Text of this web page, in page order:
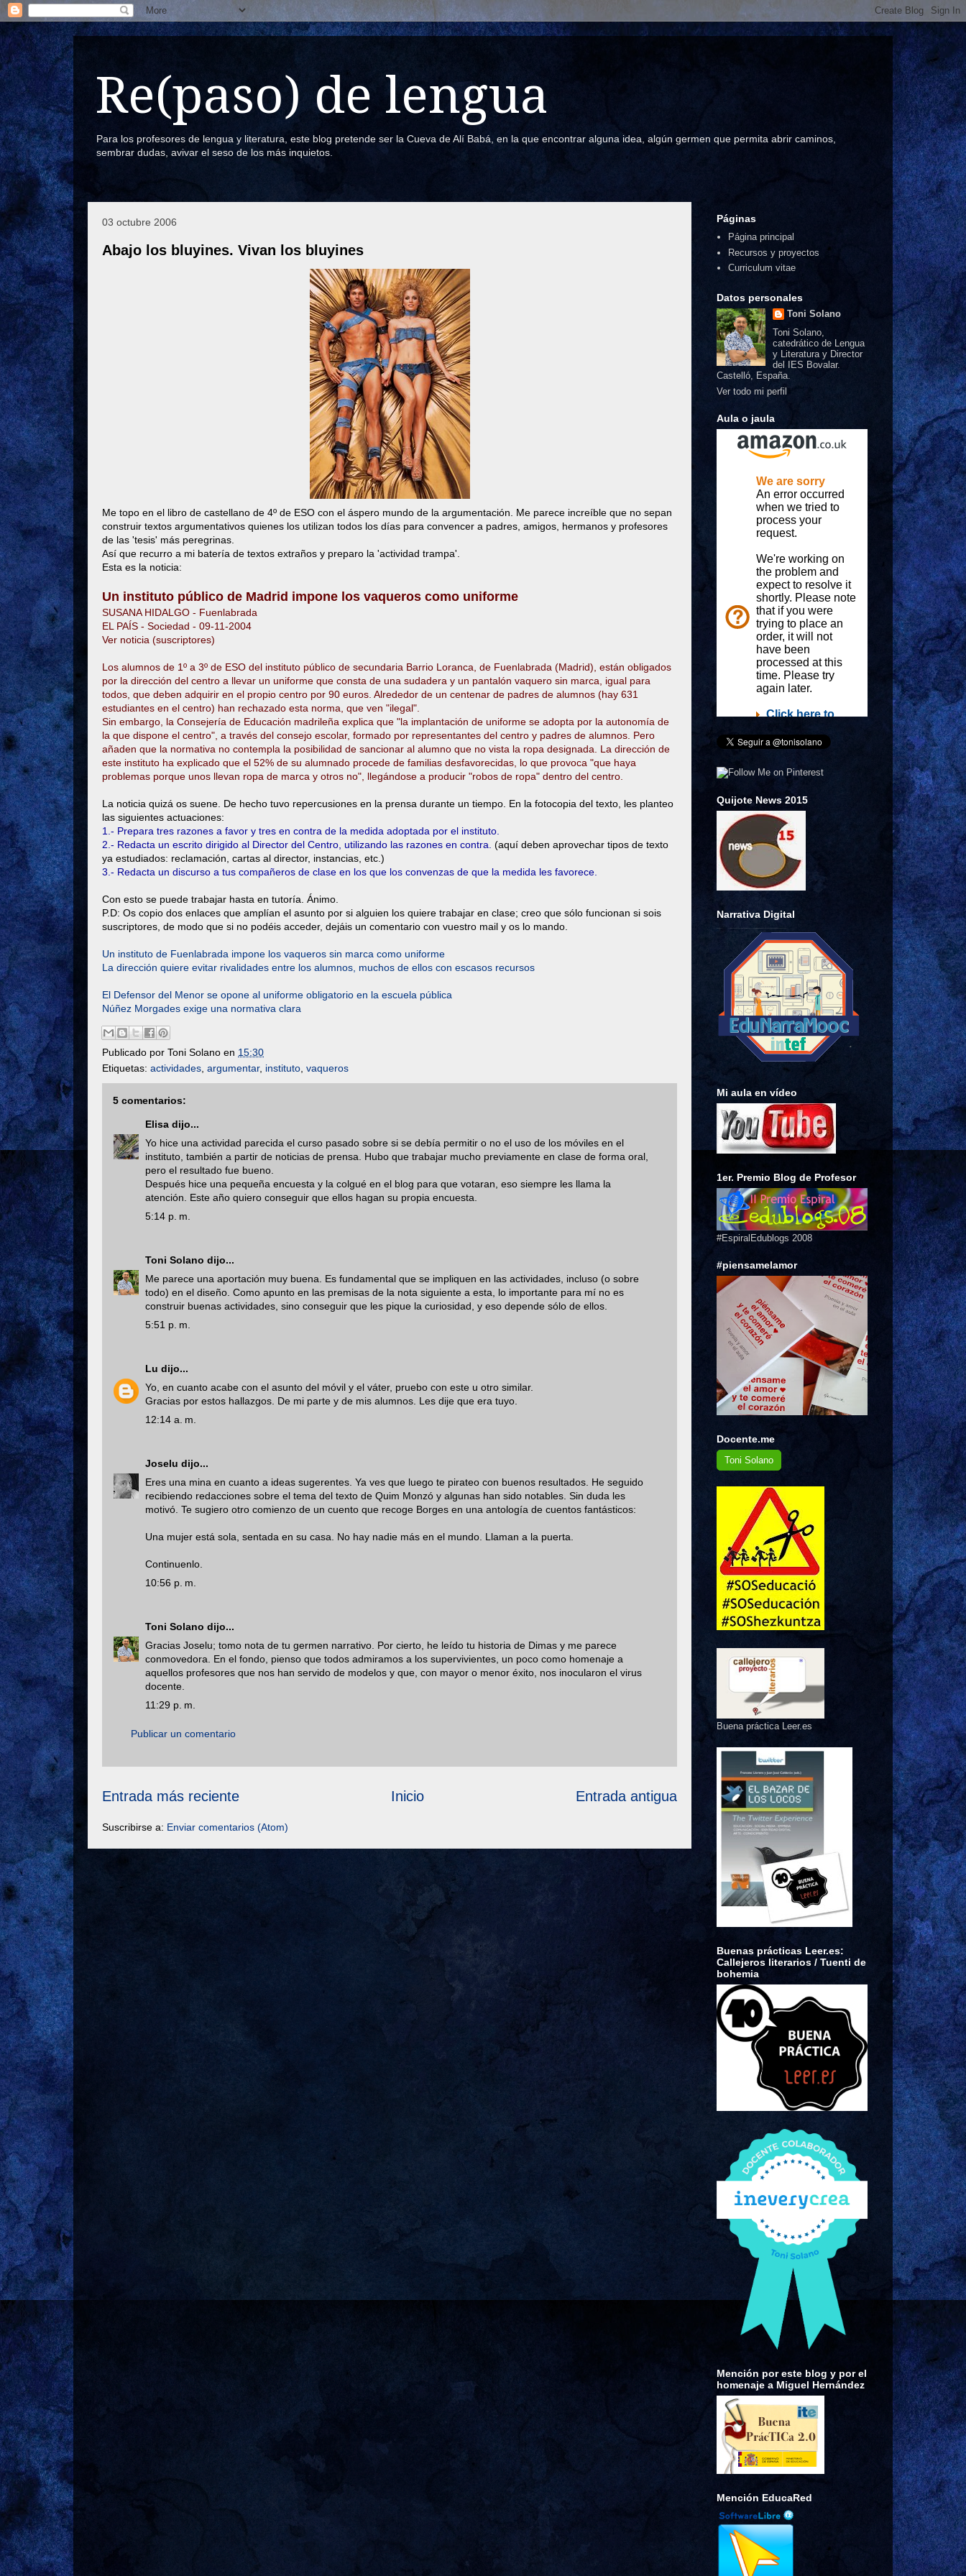
Re(paso) de lengua
Para los profesores de lengua y literatura, este blog pretende ser la Cueva de Alí Babá, en la que encontrar alguna idea, algún germen que permita abrir caminos,
sembrar dudas, avivar el seso de los más inquietos.
03 octubre 2006
Abajo los bluyines. Vivan los bluyines
Me topo en el libro de castellano de 4º de ESO con el áspero mundo de la argumentación. Me parece increíble que no sepan
construir textos argumentativos quienes los utilizan todos los días para convencer a padres, amigos, hermanos y profesores
de las 'tesis' más peregrinas.
Así que recurro a mi batería de textos extraños y preparo la 'actividad trampa'.
Esta es la noticia:
Un instituto público de Madrid impone los vaqueros como uniforme
SUSANA HIDALGO - Fuenlabrada
EL PAÍS - Sociedad - 09-11-2004
Ver noticia (suscriptores)
Los alumnos de 1º a 3º de ESO del instituto público de secundaria Barrio Loranca, de Fuenlabrada (Madrid), están obligados
por la dirección del centro a llevar un uniforme que consta de una sudadera y un pantalón vaquero sin marca, igual para
todos, que deben adquirir en el propio centro por 90 euros. Alrededor de un centenar de padres de alumnos (hay 631
estudiantes en el centro) han rechazado esta norma, que ven "ilegal".
Sin embargo, la Consejería de Educación madrileña explica que "la implantación de uniforme se adopta por la autonomía de
la que dispone el centro", a través del consejo escolar, formado por representantes del centro y padres de alumnos. Pero
añaden que la normativa no contempla la posibilidad de sancionar al alumno que no vista la ropa designada. La dirección de
este instituto ha explicado que el 52% de su alumnado procede de familias desfavorecidas, lo que provoca "que haya
problemas porque unos llevan ropa de marca y otros no", llegándose a producir "robos de ropa" dentro del centro.
La noticia quizá os suene. De hecho tuvo repercusiones en la prensa durante un tiempo. En la fotocopia del texto, les planteo
las siguientes actuaciones:
1.- Prepara tres razones a favor y tres en contra de la medida adoptada por el instituto.
2.- Redacta un escrito dirigido al Director del Centro, utilizando las razones en contra. (aquí deben aprovechar tipos de texto
ya estudiados: reclamación, cartas al director, instancias, etc.)
3.- Redacta un discurso a tus compañeros de clase en los que los convenzas de que la medida les favorece.
Con esto se puede trabajar hasta en tutoría. Ánimo.
P.D: Os copio dos enlaces que amplían el asunto por si alguien los quiere trabajar en clase; creo que sólo funcionan si sois
suscriptores, de modo que si no podéis acceder, dejáis un comentario con vuestro mail y os lo mando.
Un instituto de Fuenlabrada impone los vaqueros sin marca como uniforme
La dirección quiere evitar rivalidades entre los alumnos, muchos de ellos con escasos recursos
El Defensor del Menor se opone al uniforme obligatorio en la escuela pública
Núñez Morgades exige una normativa clara
Publicado por Toni Solano en 15:30
Etiquetas: actividades argumentar, instituto vaqueros
5 comentarios:
Elisa dijo...
Yo hice una actividad parecida el curso pasado sobre si se debía permitir o no el uso de los móviles en el
instituto, también a partir de noticias de prensa. Hubo que trabajar mucho previamente en clase de forma oral,
pero el resultado fue bueno.
Después hice una pequeña encuesta y la colgué en el blog para que votaran, eso siempre les llama la
atención. Este año quiero conseguir que ellos hagan su propia encuesta.
5:14 p. m.
Toni Solano dijo...
Me parece una aportación muy buena. Es fundamental que se impliquen en las actividades, incluso (o sobre
todo) en el diseño. Como apunto en las premisas de la nota siguiente a esta, lo importante para mí no es
construir buenas actividades, sino conseguir que les pique la curiosidad, y eso depende sólo de ellos.
5:51 p. m.
Lu dijo...
Yo, en cuanto acabe con el asunto del móvil y el váter, pruebo con este u otro similar.
Gracias por estos hallazgos. De mi parte y de mis alumnos. Les dije que era tuyo.
12:14 a. m.
Joselu dijo...
Eres una mina en cuanto a ideas sugerentes. Ya ves que luego te pirateo con buenos resultados. He seguido
recibiendo redacciones sobre el tema del texto de Quim Monzó y algunas han sido notables. Sin duda les
motivó. Te sugiero otro comienzo de un cuento que recoge Borges en una antología de cuentos fantásticos:
Una mujer está sola, sentada en su casa. No hay nadie más en el mundo. Llaman a la puerta.
Continuenlo.
10:56 p. m.
Toni Solano dijo...
Gracias Joselu; tomo nota de tu germen narrativo. Por cierto, he leído tu historia de Dimas y me parece
conmovedora. En el fondo, pienso que todos admiramos a los supervivientes, un poco como homenaje a
aquellos profesores que nos han servido de modelos y que, con mayor o menor éxito, nos inocularon el virus
docente.
11:29 p. m.
Publicar un comentario
Entrada más reciente Entrada antigua
Inicio
Suscribirse a: Enviar comentarios (Atom)
Páginas
Página principal
Recursos y proyectos
Curriculum vitae
Datos personales
Toni Solano
Toni Solano,
catedrático de Lengua
y Literatura y Director
del IES Bovalar.
Castelló, España.
Ver todo mi perfil
Aula o jaula
Quijote News 2015
Narrativa Digital
Mi aula en vídeo
1er. Premio Blog de Profesor
#EspiralEdublogs 2008
#piensamelamor
Docente.me
Toni Solano
Buena práctica Leer.es
Buenas prácticas Leer.es:
Callejeros literarios / Tuenti de
bohemia
Mención por este blog y por el
homenaje a Miguel Hernández
Mención EducaRed